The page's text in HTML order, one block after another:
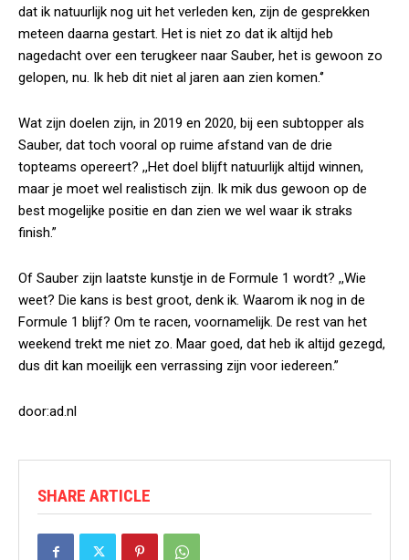
dat ik natuurlijk nog uit het verleden ken, zijn de gesprekken
meteen daarna gestart. Het is niet zo dat ik altijd heb
nagedacht over een terugkeer naar Sauber, het is gewoon zo
gelopen, nu. Ik heb dit niet al jaren aan zien komen.‘’
Wat zijn doelen zijn, in 2019 en 2020, bij een subtopper als
Sauber, dat toch vooral op ruime afstand van de drie
topteams opereert? ,,Het doel blijft natuurlijk altijd winnen,
maar je moet wel realistisch zijn. Ik mik dus gewoon op de
best mogelijke positie en dan zien we wel waar ik straks
finish.”
Of Sauber zijn laatste kunstje in de Formule 1 wordt? ,,Wie
weet? Die kans is best groot, denk ik. Waarom ik nog in de
Formule 1 blijf? Om te racen, voornamelijk. De rest van het
weekend trekt me niet zo. Maar goed, dat heb ik altijd gezegd,
dus dit kan moeilijk een verrassing zijn voor iedereen.”
door:ad.nl
SHARE ARTICLE